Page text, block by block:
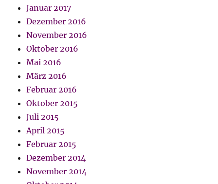
Januar 2017
Dezember 2016
November 2016
Oktober 2016
Mai 2016
März 2016
Februar 2016
Oktober 2015
Juli 2015
April 2015
Februar 2015
Dezember 2014
November 2014